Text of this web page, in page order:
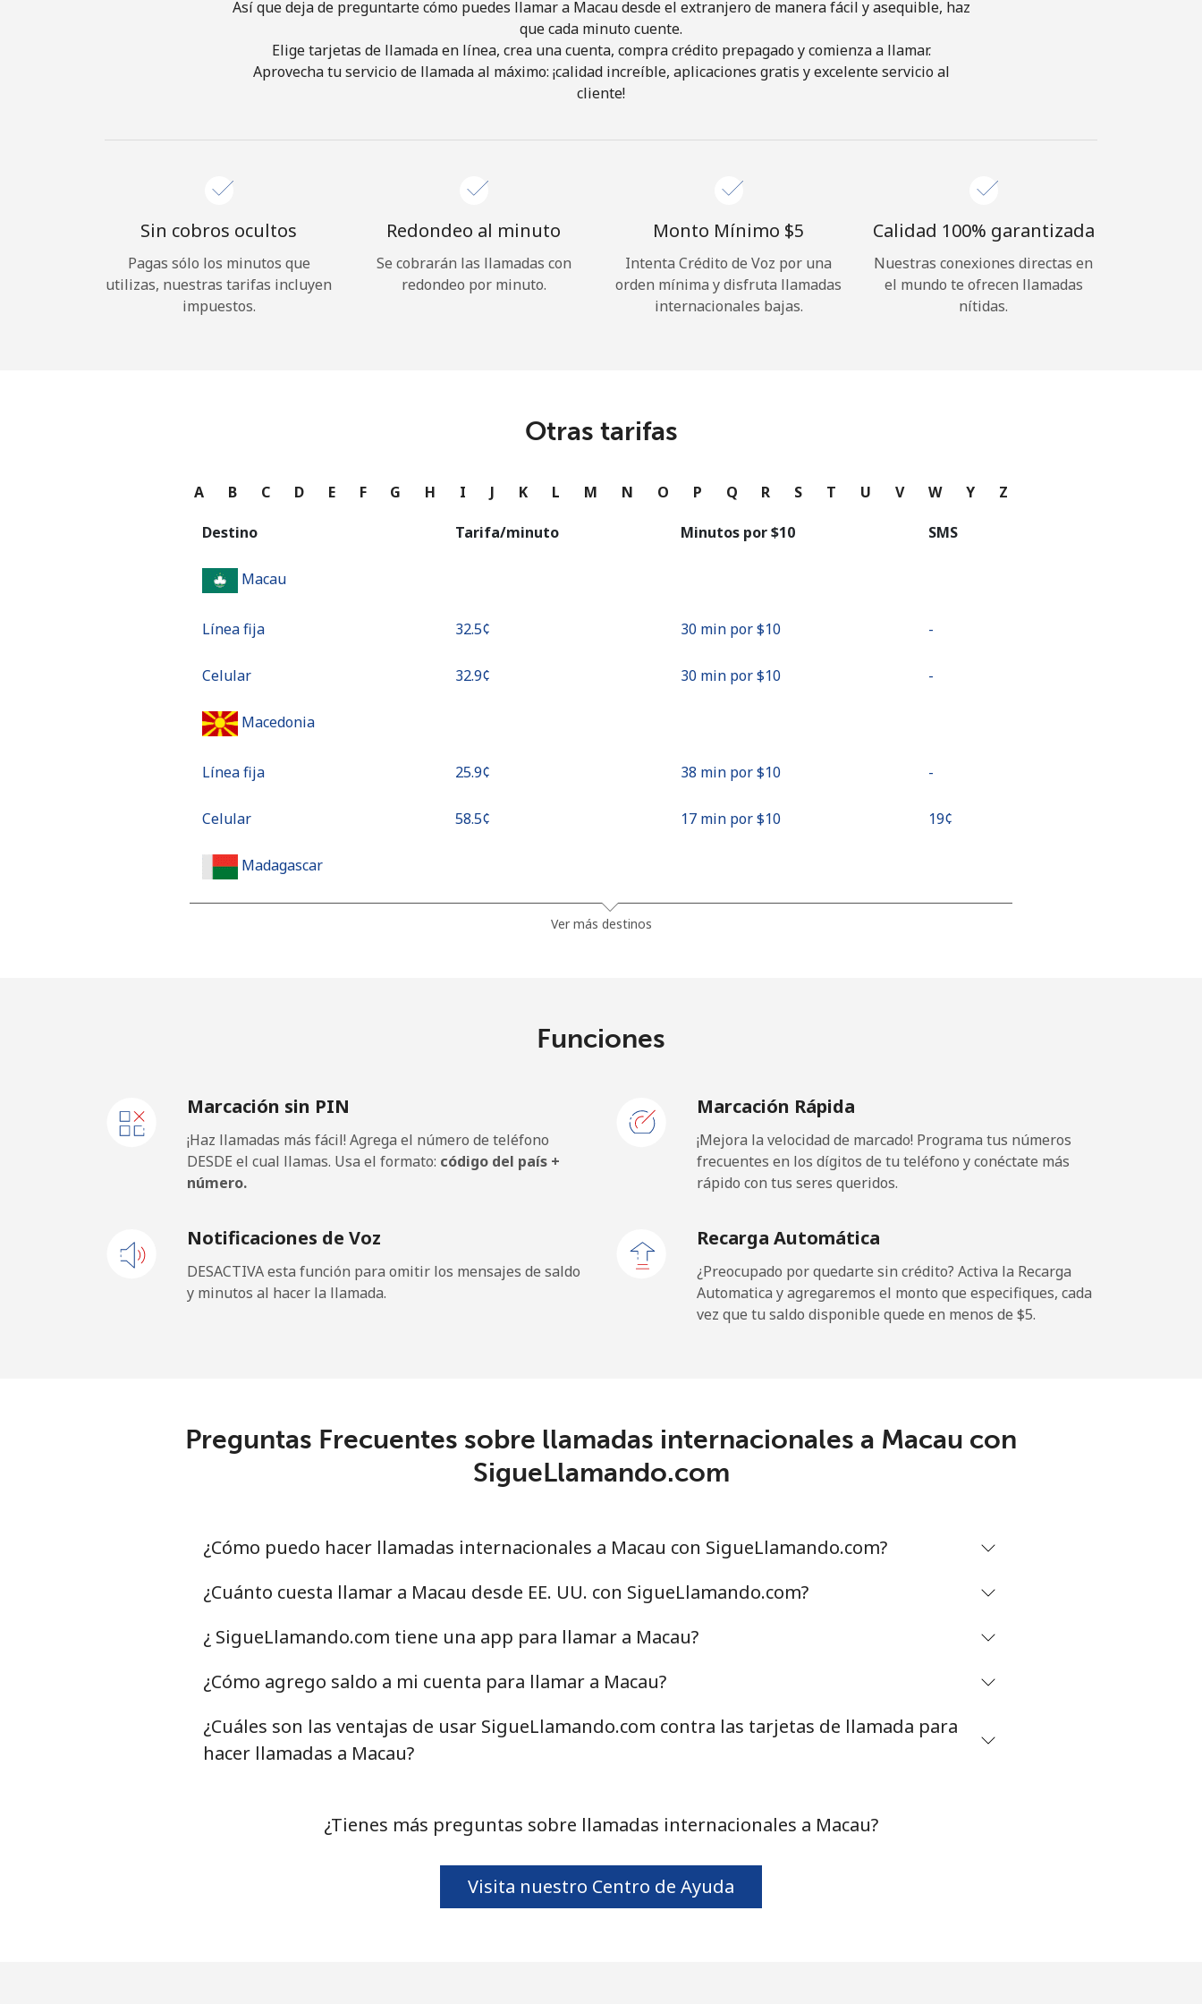
¡Hola!
¿Olvidaste tu contraseña? →
Continuar con
Así que deja de preguntarte cómo puedes llamar a Macau desde el extranjero de manera fácil y asequible, haz
que cada minuto cuente.
Elige tarjetas de llamada en línea, crea una cuenta, compra crédito prepagado y comienza a llamar.
Aprovecha tu servicio de llamada al máximo: ¡calidad increíble, aplicaciones gratis y excelente servicio al
cliente!
Sin cobros ocultos
Pagas sólo los minutos que
utilizas, nuestras tarifas incluyen
impuestos.
Redondeo al minuto
Se cobrarán las llamadas con
redondeo por minuto.
Monto Mínimo ⁦$5⁩
Intenta Crédito de Voz por una
orden mínima y disfruta llamadas
internacionales bajas.
Calidad 100% garantizada
Nuestras conexiones directas en
el mundo te ofrecen llamadas
nítidas.
Otras tarifas
A B C D E F G H I J K L M N O P Q R S T U V W Y Z
Destino Tarifa/minuto Minutos por ⁦$10⁩ SMS
Macau
Línea fija ⁦32.5¢⁩ 30 min por ⁦$10⁩ -
Celular ⁦32.9¢⁩ 30 min por ⁦$10⁩ -
Macedonia
Línea fija ⁦25.9¢⁩ 38 min por ⁦$10⁩ -
Celular ⁦58.5¢⁩ 17 min por ⁦$10⁩ ⁦19¢⁩
Madagascar
Celular 15 min por ⁦$10⁩
Malaysia
Celular 909 min por ⁦$10⁩
Maldives
Mali
⁦55.9¢⁩ 17 min por ⁦$10⁩
Línea fija ⁦42.5¢⁩ 23 min por ⁦$10⁩
Celular ⁦63.5¢⁩
Mariana Islands
Marshall Islands
⁦33.9¢⁩ 29 min por ⁦$10⁩
Ver más destinos
Funciones
Marcación sin PIN
¡Haz llamadas más fácil! Agrega el número de teléfono
DESDE el cual llamas. Usa el formato: código del país +
número.
Marcación Rápida
¡Mejora la velocidad de marcado! Programa tus números
frecuentes en los dígitos de tu teléfono y conéctate más
rápido con tus seres queridos.
Notificaciones de Voz
DESACTIVA esta función para omitir los mensajes de saldo
y minutos al hacer la llamada.
Recarga Automática
¿Preocupado por quedarte sin crédito? Activa la Recarga
Automatica y agregaremos el monto que especifiques, cada
vez que tu saldo disponible quede en menos de ⁦$5⁩.
Preguntas Frecuentes sobre llamadas internacionales a Macau con
SigueLlamando.com
¿Cómo puedo hacer llamadas internacionales a Macau con SigueLlamando.com?
¿Cuánto cuesta llamar a Macau desde EE. UU. con SigueLlamando.com?
¿ SigueLlamando.com tiene una app para llamar a Macau?
¿Cómo agrego saldo a mi cuenta para llamar a Macau?
¿Cuáles son las ventajas de usar SigueLlamando.com contra las tarjetas de llamada para
hacer llamadas a Macau?
¿Tienes más preguntas sobre llamadas internacionales a Macau?
Visita nuestro Centro de Ayuda